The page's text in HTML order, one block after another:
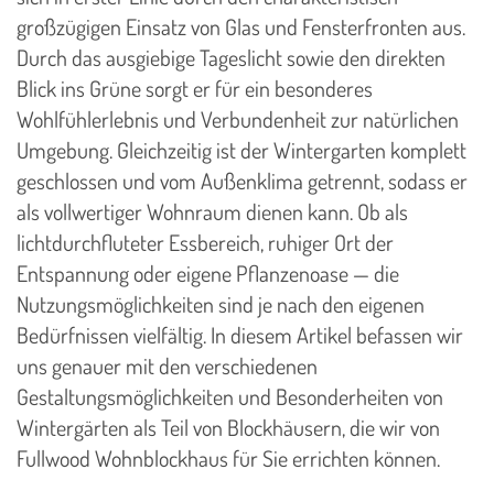
großzügigen Einsatz von Glas und Fensterfronten aus.
Durch das ausgiebige Tageslicht sowie den direkten
Blick ins Grüne sorgt er für ein besonderes
Wohlfühlerlebnis und Verbundenheit zur natürlichen
Umgebung. Gleichzeitig ist der Wintergarten komplett
geschlossen und vom Außenklima getrennt, sodass er
als vollwertiger Wohnraum dienen kann. Ob als
lichtdurchfluteter Essbereich, ruhiger Ort der
Entspannung oder eigene Pflanzenoase — die
Nutzungsmöglichkeiten sind je nach den eigenen
Bedürfnissen vielfältig. In diesem Artikel befassen wir
uns genauer mit den verschiedenen
Gestaltungsmöglichkeiten und Besonderheiten von
Wintergärten als Teil von Blockhäusern, die wir von
Fullwood Wohnblockhaus für Sie errichten können.